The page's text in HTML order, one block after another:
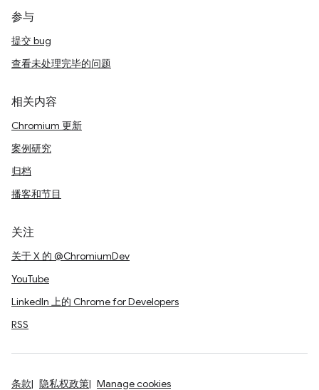
参与
提交 bug
查看未处理完毕的问题
相关内容
Chromium 更新
案例研究
归档
播客和节目
关注
关于 X 的 @ChromiumDev
YouTube
LinkedIn 上的 Chrome for Developers
RSS
条款 隐私权政策 Manage cookies